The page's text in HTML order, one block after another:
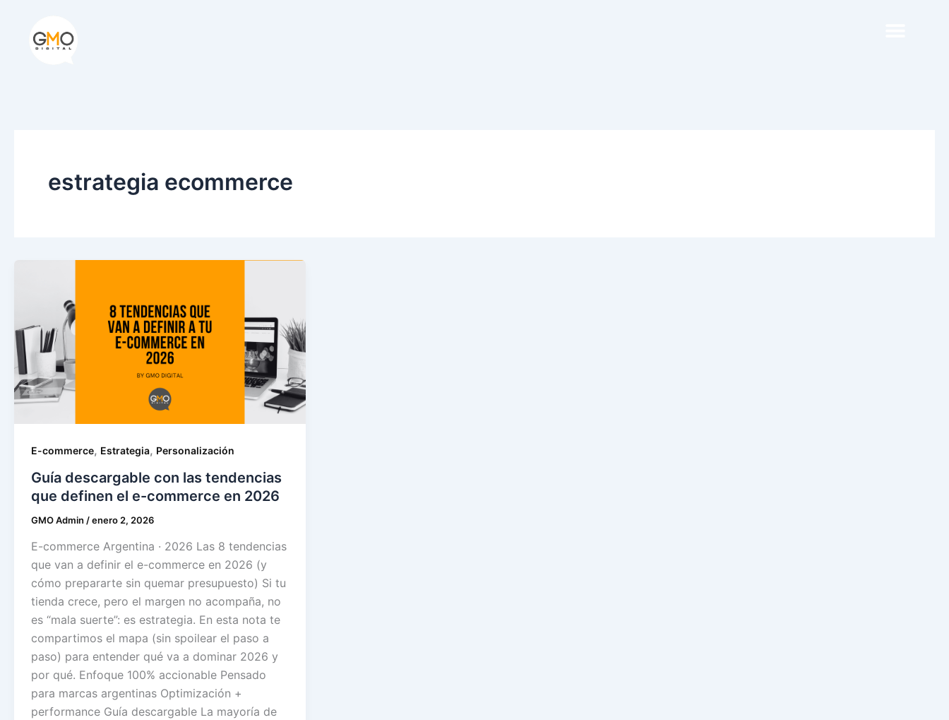
contenido
estrategia ecommerce
E-commerce, Estrategia, Personalización
Guía descargable con las tendencias
que definen el e-commerce en 2026
GMO Admin /enero 2, 2026
E-commerce Argentina · 2026 Las 8 tendencias
que van a definir el e-commerce en 2026 (y
cómo prepararte sin quemar presupuesto) Si tu
tienda crece, pero el margen no acompaña, no
es “mala suerte”: es estrategia. En esta nota te
compartimos el mapa (sin spoilear el paso a
paso) para entender qué va a dominar 2026 y
por qué. Enfoque 100% accionable Pensado
para marcas argentinas Optimización +
performance Guía descargable La mayoría de